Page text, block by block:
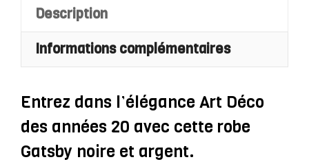
Noire
Et
Argent
Sequins
Et
Franges
Avec
Description
Informations complémentaires
Entrez dans l’élégance Art Déco
des années 20 avec cette robe
Gatsby noire et argent.